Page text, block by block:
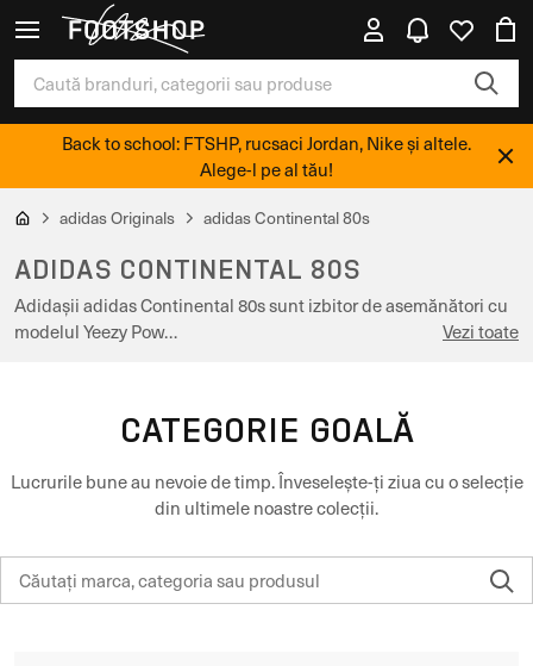
Back to school: FTSHP, rucsaci Jordan, Nike și altele.
Alege-l pe al tău!
adidas Originals adidas Continental 80s
ADIDAS CONTINENTAL 80S
Adidașii adidas Continental 80s sunt izbitor de asemănători cu
modelul Yeezy Pow…
Vezi toate
CATEGORIE GOALĂ
Lucrurile bune au nevoie de timp. Înveselește-ți ziua cu o selecție
din ultimele noastre colecții.